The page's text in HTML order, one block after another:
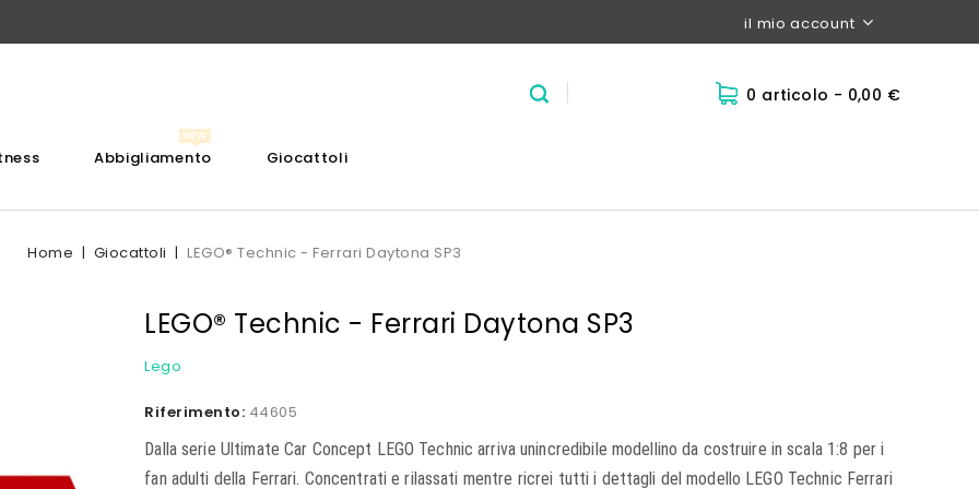
il mio account
0 articolo - 0,00 €
Abbigliamento Giocattoli
Home Giocattoli LEGO® Technic - Ferrari Daytona SP3
LEGO® Technic - Ferrari Daytona SP3
Lego
Riferimento: 44605
Dalla serie Ultimate Car Concept LEGO Technic arriva unincredibile modellino da costruire in scala 1:8 per i
fan adulti della Ferrari. Concentrati e rilassati mentre ricrei tutti i dettagli del modello LEGO Technic Ferrari